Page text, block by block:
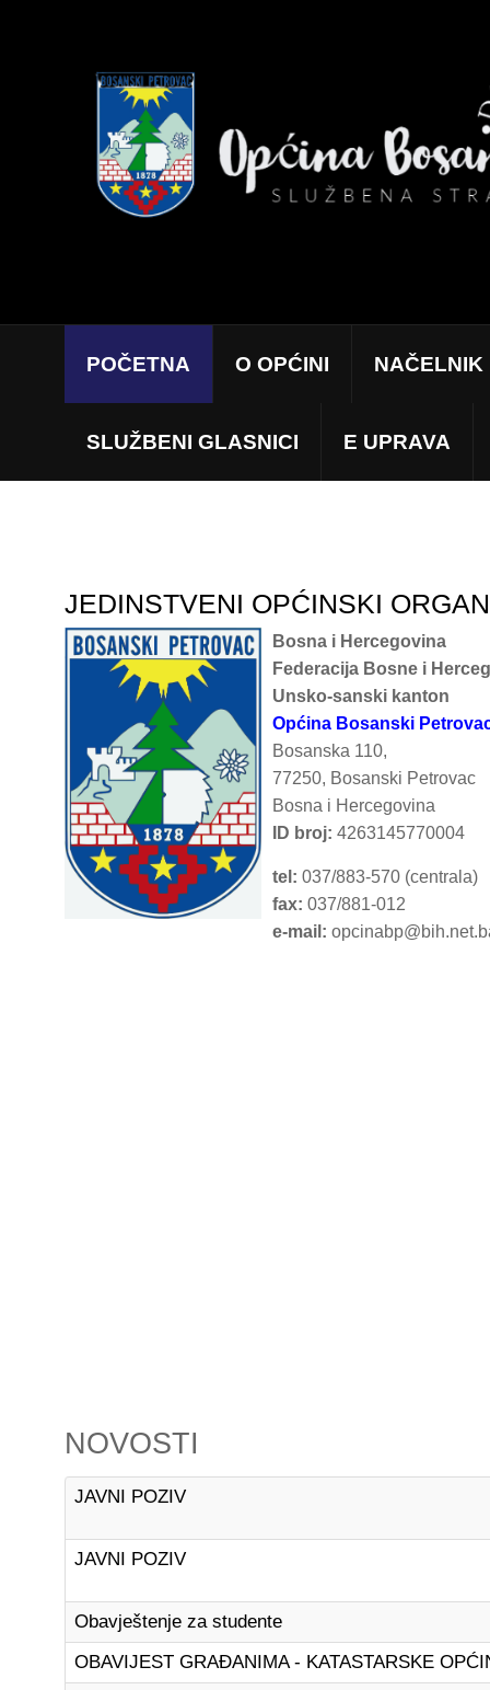
POČETNA O OPĆINI NAČELNIK
SLUŽBENI GLASNICI E UPRAVA
JEDINSTVENI OPĆINSKI
Bosna i Hercegovina
Federacija Bosne i
Unsko-sanski kanton
Općina Bosanski
Bosanska 110,
77250, Bosanski Petrovac
Bosna i Hercegovina
ID broj: 4263145770004
tel: 037/883-570 (centrala)
fax: 037/881-012
e-mail:
NOVOSTI
JAVNI POZIV
JAVNI POZIV
Obavještenje za studente
OBAVIJEST GRAĐANIMA - KATASTARSKE